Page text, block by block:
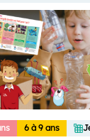
6 à 9 ans